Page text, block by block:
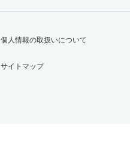
個人情報の取扱いについて
サイトマップ